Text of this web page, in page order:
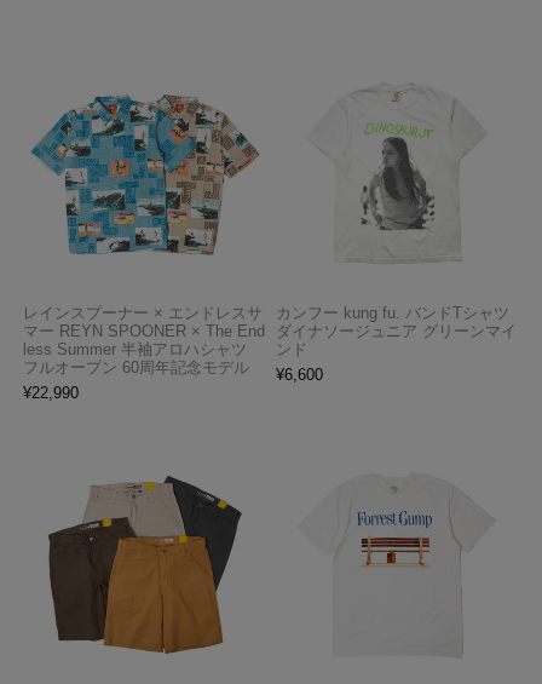
レインスプーナー × エンドレスサ
マー REYN SPOONER × The End
less Summer 半袖アロハシャツ
フルオープン 60周年記念モデル
¥22,990
カンフー kung fu. バンドTシャツ
ダイナソージュニア グリーンマイ
ンド
¥6,600